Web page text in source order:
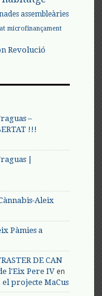
assembleàries
microfinançament
Revolució
–
!!!
|
Aleix
Pàmies a
DE CAN
l'Eix Pere IV en
projecte MaCus